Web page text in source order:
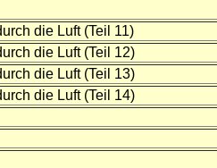
die Luft (Teil 11)
die Luft (Teil 12)
die Luft (Teil 13)
die Luft (Teil 14)